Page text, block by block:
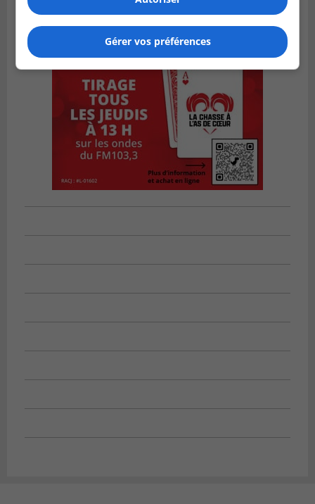
Gérer vos préférences